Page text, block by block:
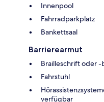
Innenpool
Fahrradparkplatz
Bankettsaal
Barrierearmut
Brailleschrift oder
Fahrstuhl
verfügbar